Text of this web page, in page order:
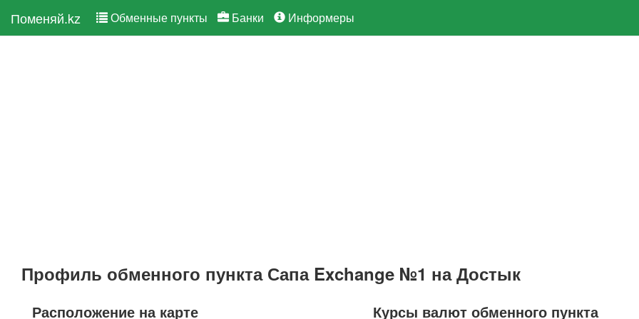
Поменяй.kz Обменные пункты Банки Информеры
Профиль обменного пункта Сапа Exchange №1 на Достык
Расположение на карте Курсы валют обменного пункта